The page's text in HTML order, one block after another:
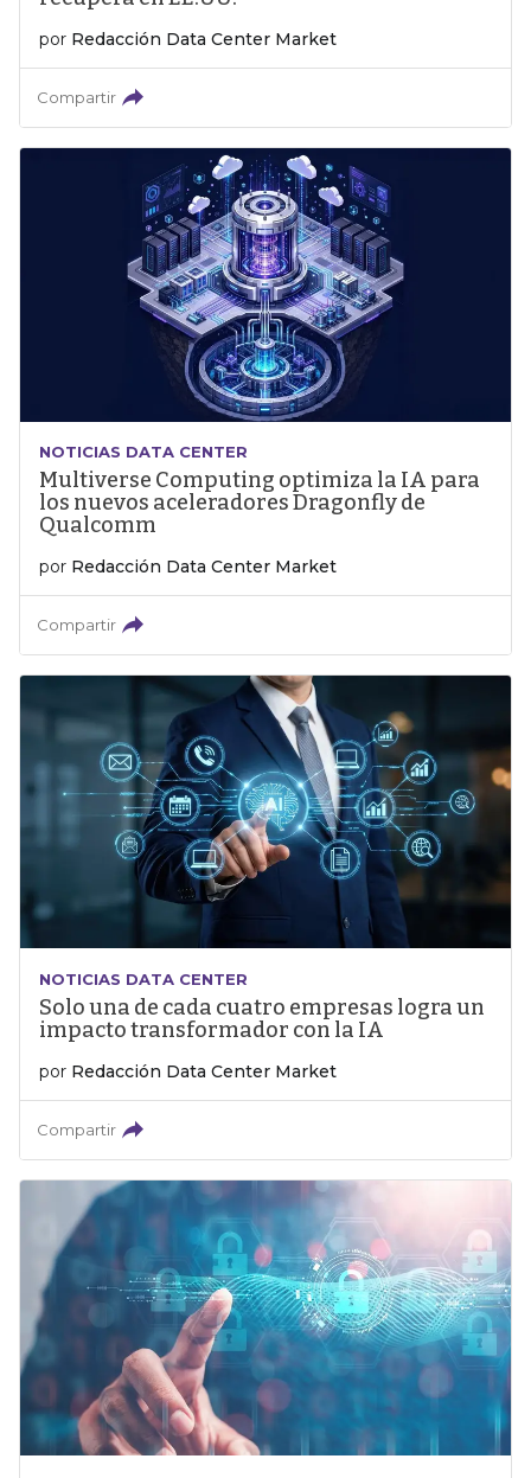
por Redacción Data Center Market
Compartir
NOTICIAS DATA CENTER
Multiverse Computing optimiza la IA para
los nuevos aceleradores Dragonfly de
Qualcomm
por Redacción Data Center Market
Compartir
NOTICIAS DATA CENTER
Solo una de cada cuatro empresas logra un
impacto transformador con la IA
por Redacción Data Center Market
Compartir